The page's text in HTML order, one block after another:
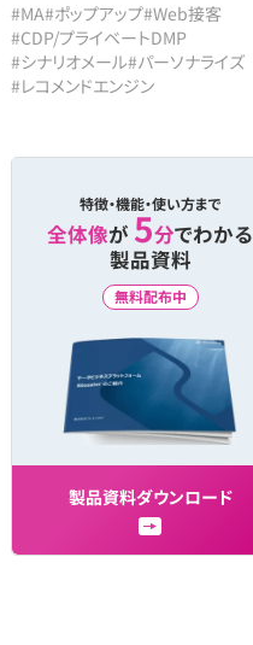
#MA#ポップアップ#Web接客
#CDP/プライベートDMP
#シナリオメール#パーソナライズ
#レコメンドエンジン
特徴・機能・使い方まで
全体像が 5分でわかる
製品資料
無料配布中
製品資料ダウンロー ド